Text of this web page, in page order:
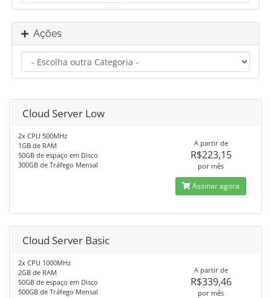
Ações
Cloud Server Low
2x CPU 500MHz
1GB de RAM
50GB de espaço em Disco
300GB de Tráfego Mensal
A partir de
R$223,15
por mês
Assinar agora
Cloud Server Basic
2x CPU 1000MHz
2GB de RAM
50GB de espaço em Disco
500GB de Tráfego Mensal
A partir de
R$339,46
por mês